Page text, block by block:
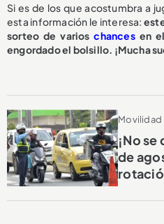
Si es de los que acostumbra a
esta información le interesa:
sorteo de varioschancesen el
engordado el bolsillo. ¡Mucha
Movilidad
¡No
de